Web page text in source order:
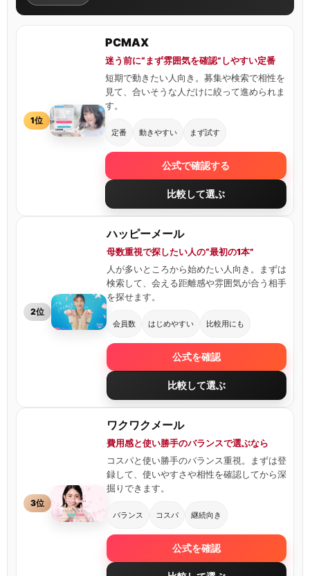
1位
PCMAX
迷う前に“まず雰囲気を確認”しやすい定番
短期で動きたい人向き。募集や検索で相性を
見て、合いそうな人だけに絞って進められま
す。
定番 動きやすい まず試す
公式で確認する
比較して選ぶ
2位
ハッピーメール
母数重視で探したい人の“最初の1本”
人が多いところから始めたい人向き。まずは
検索して、会える距離感や雰囲気が合う相手
を探せます。
会員数 はじめやすい 比較用にも
公式を確認
比較して選ぶ
3位
ワクワクメール
費用感と使い勝手のバランスで選ぶなら
コスパと使い勝手のバランス重視。まずは登
録して、使いやすさや相性を確認してから深
掘りできます。
バランス コスパ 継続向き
公式を確認